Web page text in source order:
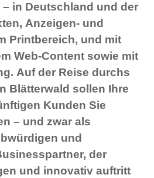
in Deutschland und der
Anzeigen- und
Printbereich, und mit
Web-Content sowie mit
Auf der Reise durchs
Blätterwald sollen Ihre
Kunden Sie
– und zwar als
und
der
und innovativ auftritt